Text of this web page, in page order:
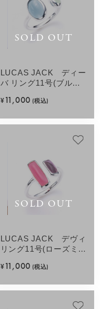
SOLD OUT
LUCAS JACK ディー
バ リング11号(ブルー
¥ 11,000 (税込)
SOLD OUT
LUCAS JACK デヴィ
リング11号(ローズミッ
¥ 11,000 (税込)